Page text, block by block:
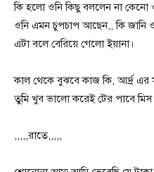
কি হলো ওনি কিছু বললেন না
ওনি এমন চুপচাপ আছেন,, কি জানি
এটা বলে বেরিয়ে গেলো ইয়ানা।
কাল থেকে বুঝবে কাজ কি, আর্দ্র এর
তুমি খুব ভালো করেই টের পাবে মিস
,,,,,রাতে,,,,,